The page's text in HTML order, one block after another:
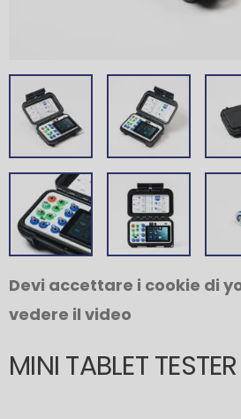
Devi accettare i cookie di
vedere il video
MINI TABLET TESTER